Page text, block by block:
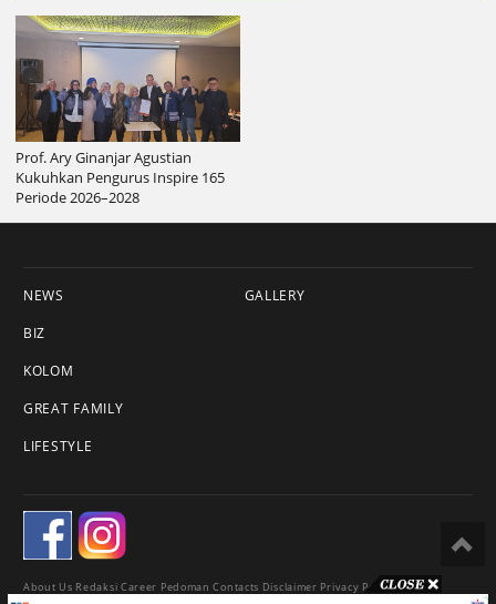
Prof. Ary Ginanjar Agustian
Kukuhkan Pengurus Inspire 165
Periode 2026–2028
NEWS
BIZ
KOLOM
GREAT FAMILY
LIFESTYLE
GALLERY
About Us Redaksi Career Pedoman Contacts Disclaimer Privacy Policy